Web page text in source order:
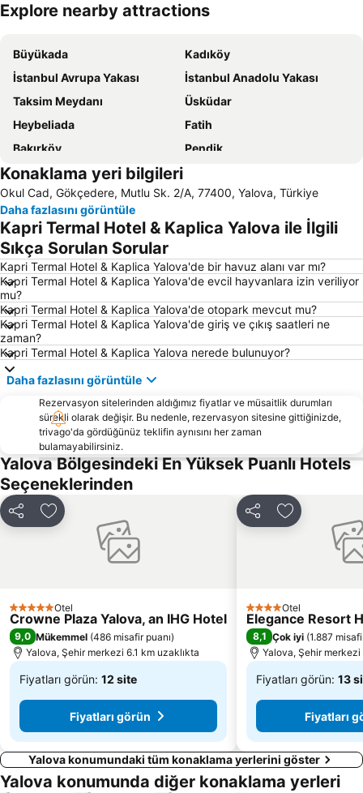
Haritayı genişlet
Explore nearby attractions
Büyükada
Kadıköy
İstanbul Avrupa Yakası
İstanbul Anadolu Yakası
Taksim Meydanı
Üsküdar
Heybeliada
Fatih
Bakırköy
Pendik
Armutlu
Maltepe
Sabiha Gökçen Uluslararası Havalimanı
Eminönü
Kınalıada
Ümraniye
Zeytinburnu
Kartal
Tuzla
Yalova Termal Kaplıcaları
Sultanahmet Meydanı
Trilye
Boğaziçi Köprüsü
Bostancı Metro İstasyonu
Esenköy
Sirkeci Garı
Galata Kulesi
Galata
İstiklal Caddesi
Kadiköy Metro İstasyonu
Yenikapı Metro İstasyonu
Tuzla Sahil
Ataköy Marina
Ulu Cami
Bağdat caddesi
Cumalıkızık Köyü
Osmangazi Türbesi
Caddebostan
Setur Kalamış ve Fenerbahçe Marina
Konaklama yeri bilgileri
Okul Cad, Gökçedere, Mutlu Sk. 2/A, 77400, Yalova, Türkiye
Daha fazlasını görüntüle
Kapri Termal Hotel & Kaplica Yalova ile İlgili
Sıkça Sorulan Sorular
Kapri Termal Hotel & Kaplica Yalova'de bir havuz alanı var mı?
Kapri Termal Hotel & Kaplica Yalova'de evcil hayvanlara izin veriliyor
mu?
Kapri Termal Hotel & Kaplica Yalova'de otopark mevcut mu?
Kapri Termal Hotel & Kaplica Yalova'de giriş ve çıkış saatleri ne
zaman?
Kapri Termal Hotel & Kaplica Yalova nerede bulunuyor?
Daha fazlasını görüntüle
Rezervasyon sitelerinden aldığımız fiyatlar ve müsaitlik durumları
sürekli olarak değişir. Bu nedenle, rezervasyon sitesine gittiğinizde,
trivago'da gördüğünüz teklifin aynısını her zaman
bulamayabilirsiniz.
Yalova Bölgesindeki En Yüksek Puanlı Hotels
Seçeneklerinden
Paylaş Favorilerime ekle
5 Yıldız Otel
Crowne Plaza Yalova, an IHG Hotel
9,0 Mükemmel (486 misafir puanı)
Yalova, Şehir merkezi 6.1 km uzaklıkta
Fiyatları görün: 12 site
Fiyatı
₺4.633Fiyatları görün
Paylaş Favorilerime
4 YıldızOtel
Elegance Resort
8,1 Çok iyi (1.887
Yalova, Şehir
Fiyatları görün: 13
Fiyatı
₺5.100Fiyatları
Yalova konumundaki tüm konaklama yerlerini göster
Yalova konumunda diğer konaklama yerleri